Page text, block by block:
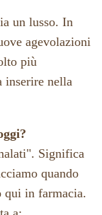
un lusso. In
agevolazioni
più
inserire nella
Significa
quando
qui in farmacia.